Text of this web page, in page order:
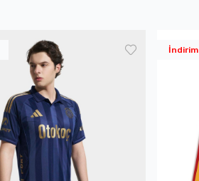
İndirim